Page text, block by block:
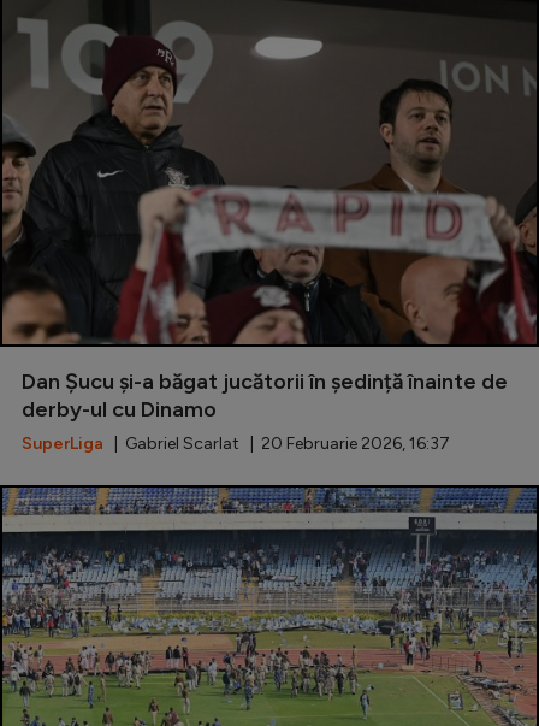
Champions League
Europa League
Conference League
CM 2026
Premier League
LaLiga
Serie A
Campionate
Starurile fotbalului
EURO 2024
Stranieri
Clasamente
Dan Șucu și-a băgat jucătorii în ședință înainte de
derby-ul cu Dinamo
SuperLiga | Gabriel Scarlat | 20 Februarie 2026, 16:37